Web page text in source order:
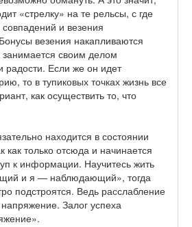
«стрелку» на те рельсы, с где
и везения
везения накапливаются
занимается своим делом
радости. Если же он идет
то в тупиковых точках жизнь все
как осуществить то, что
находится в состоянии
как только отсюда и начинается
к информации. Научитесь жить
и я — наблюдающий», тогда
подстроятся. Ведь расслабление
Залог успеха